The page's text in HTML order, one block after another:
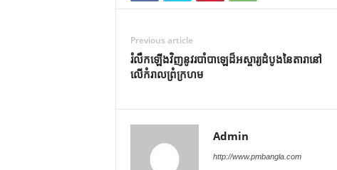
Previous article
រំលឹកឡើងវិញនូវរបាំបាឡេដ៏អស្ចារ្យដំបូងនៃតារានៅ
លើកំរាលព្រំក្រហម
Admin
http://www.pmbangla.com